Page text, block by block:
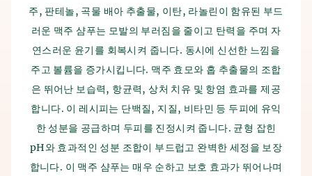
블로그
FAQ
연락처
주, 판테놀, 곡물 배아 추출물, 이탄, 라놀린이 함유된 부드
러운 맥주 샴푸는 모발의 부러짐을 줄이고 탄력을 주며 자
연스러운 윤기를 회복시켜 줍니다. 동시에 신선한 느낌을
주고 볼륨을 증가시킵니다. 맥주 효모와 홉 추출물의 조합
은 뛰어난 보습력, 항균력, 상처 치유 및 항염 효과를 제공
합니다. 이 레시피는 단백질, 지질, 비타민 등 두피에 유익
한 성분을 공급하며 두피를 진정시켜 줍니다. 균형 잡힌
pH와 효과적인 성분 조합이 부드럽고 완벽한 세정을 보장
합니다. 이 맥주 샴푸는 매우 순하고 보호 효과가 뛰어나며
맥주 목욕의 역사
스파 자체는 4,000년 전 인도에서 등장했습니다. 고대 중국
인과 이집트인들도 스파가 인체에 미치는 유익한 효과를 알고
올라가며, 고대 수메르인들이 아마도 우연히 맥주를 발견했
습니다. 그들은 재배하던 곡물을 착각했고, 발효 원리가 발명
되었습니다.
맥주와 목욕의 연관성은 중세 시대부터 공식적으로 알려져 있
으며, 당시 문헌에서 맥주 목욕의 유익한 효과에 대한 지식이
맥주와 맥아생산의 역사
맥주 생산의 역사는 기원전 7천년경으로 거슬러 올라가며, 고
대 수메르인들이 다소 우연히 맥주를 발견했습니다. 맥주 제
조 방법은 그들이 재배한 곡물을 잘못 보관하면서 시작되었습
발효 원리가 발견되었습니다.
를 제분하고 이어서 맥주를 양조하는 것부터 시작합니다. 그
런 다음 맥즙은 냉각되고 배양된 효모가 사용되며, 이어서 주